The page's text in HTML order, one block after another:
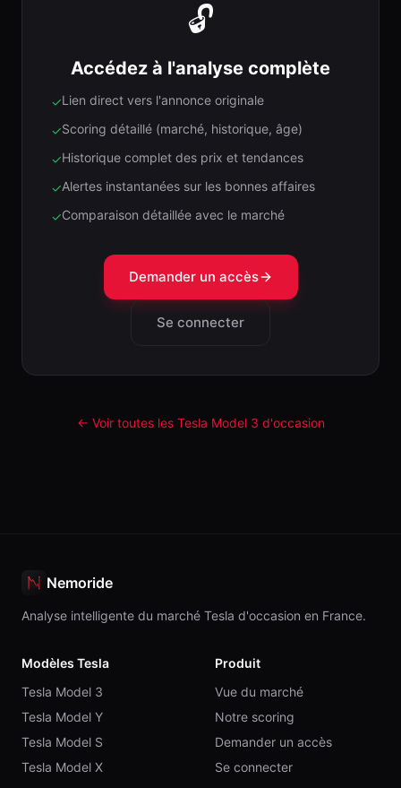
🔓
Accédez à l'analyse complète
✓Lien direct vers l'annonce originale
✓Scoring détaillé (marché, historique, âge)
✓Historique complet des prix et tendances
✓Alertes instantanées sur les bonnes affaires
✓Comparaison détaillée avec le marché
Demander un accès
Se connecter
← Voir toutes les Tesla Model 3 d'occasion
Nemoride
Analyse intelligente du marché Tesla d'occasion en France.
Modèles Tesla
Tesla Model 3
Tesla Model Y
Tesla Model S
Tesla Model X
Produit
Vue du marché
Notre scoring
Demander un accès
Se connecter